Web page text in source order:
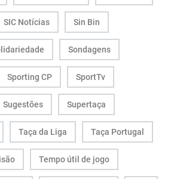
SIC Notícias Sin Bin
Sondagens
Sporting CP SportTv
Sugestões Supertaça
Taça da Liga Taça Portugal
Tempo útil de jogo